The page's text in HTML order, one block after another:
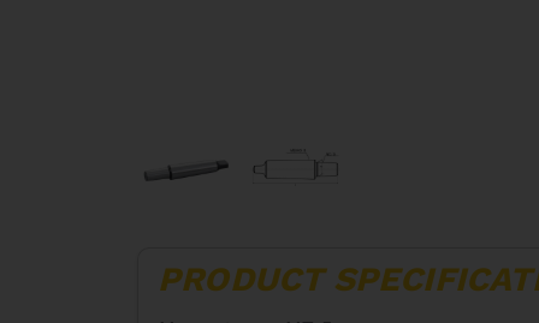
PRODUCT